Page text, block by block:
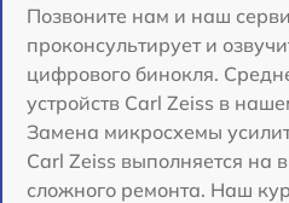
Позвоните нам и наш
проконсультирует и
цифрового бинокля.
устройств Carl Zeiss в
Замена микросхемы
Carl Zeiss выполняется на
сложного ремонта. Наш